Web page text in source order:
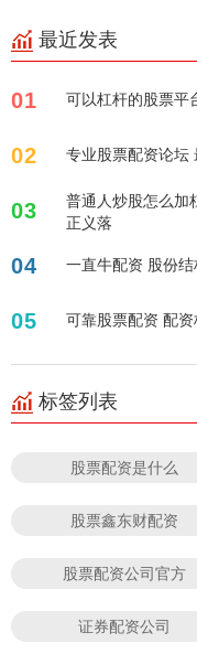
最近发表
01 可以杠杆的股票平
02 专业股票配资论坛
03
普通人炒股怎么加
正义落
04 一直牛配资 股份
05 可靠股票配资 配
标签列表
股票配资是什么
股票鑫东财配资
股票配资公司官方
证券配资公司